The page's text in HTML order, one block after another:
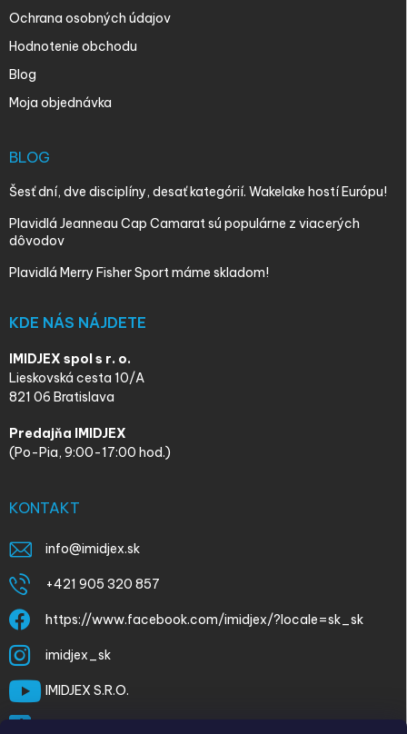
Ochrana osobných údajov
Hodnotenie obchodu
Blog
Moja objednávka
BLOG
Šesť dní, dve disciplíny, desať kategórií. Wakelake hostí Európu!
Plavidlá Jeanneau Cap Camarat sú populárne z viacerých
dôvodov
Plavidlá Merry Fisher Sport máme skladom!
KDE NÁS NÁJDETE
IMIDJEX spol s r. o.
Lieskovská cesta 10/A
821 06 Bratislava
Predajňa IMIDJEX
(Po-Pia, 9:00-17:00 hod.)
KONTAKT
info@imidjex.sk
+421 905 320 857
https://www.facebook.com/imidjex/?locale=sk_sk
imidjex_sk
IMIDJEX S.R.O.